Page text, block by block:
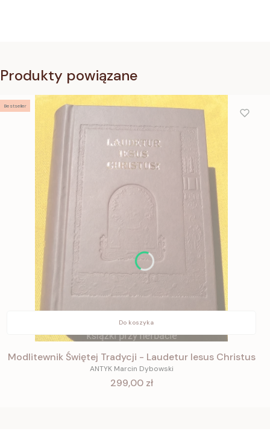
Produkty powiązane
Bestseller
Do koszyka
Modlitewnik Świętej Tradycji - Laudetur Iesus Christus
ANTYK Marcin Dybowski
Cena
299,00 zł